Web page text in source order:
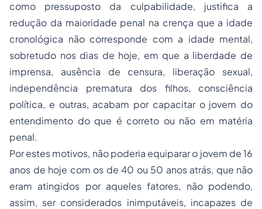
como pressuposto da culpabilidade, justifica a
redução da maioridade penal na crença que a idade
cronológica não corresponde com a idade mental,
sobretudo nos dias de hoje, em que a liberdade de
imprensa, ausência de censura, liberação sexual,
independência prematura dos filhos, consciência
política, e outras, acabam por capacitar o jovem do
entendimento do que é correto ou não em matéria
penal.
Por estes motivos, não poderia equiparar o jovem de 16
anos de hoje com os de 40 ou 50 anos atrás, que não
eram atingidos por aqueles fatores, não podendo,
assim, ser considerados inimputáveis, incapazes de